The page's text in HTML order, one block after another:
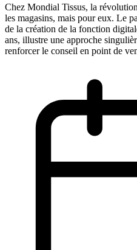
Chez Mondial Tissus, la
les magasins, mais pour eux. Le
de la création de la fonction
ans, illustre une approche
renforcer le conseil en point de